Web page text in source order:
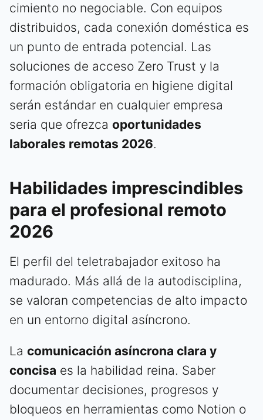
cimiento no negociable. Con equipos
distribuidos, cada conexión doméstica es
un punto de entrada potencial. Las
soluciones de acceso Zero Trust y la
formación obligatoria en higiene digital
serán estándar en cualquier empresa
seria que ofrezca oportunidades
laborales remotas 2026.
Habilidades imprescindibles
para el profesional remoto
2026
El perfil del teletrabajador exitoso ha
madurado. Más allá de la autodisciplina,
se valoran competencias de alto impacto
en un entorno digital asíncrono.
La comunicación asíncrona clara y
concisa es la habilidad reina. Saber
documentar decisiones, progresos y
bloqueos en herramientas como Notion o